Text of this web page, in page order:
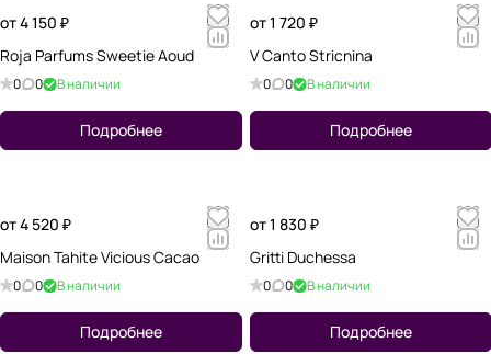
от 4 150 ₽
Roja Parfums Sweetie Aoud
0 0 В наличии
Подробнее
от 1 720 ₽
V Canto Stricnina
0 0 В наличии
Подробнее
от 4 520 ₽
Maison Tahite Vicious Cacao
0 0 В наличии
Подробнее
от 1 830 ₽
Gritti Duchessa
0 0 В наличии
Подробнее